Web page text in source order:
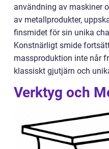
användning av maskiner
av metallprodukter,
finsmidet för sin unika
Konstnärligt smide
massproduktion inte når
klassiskt gjutjärn och
Verktyg och